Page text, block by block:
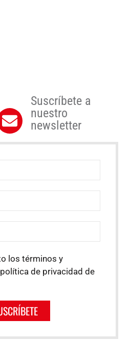
Suscríbete a
nuestro
newsletter
los términos y
de privacidad de